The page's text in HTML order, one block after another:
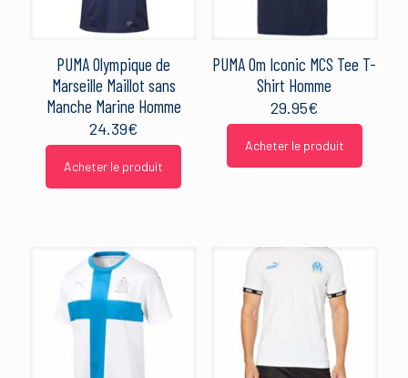
PUMA Olympique de
Marseille Maillot sans
Manche Marine Homme
24.39€
Acheter le produit
PUMA Om Iconic MCS Tee T-
Shirt Homme
29.95€
Acheter le produit